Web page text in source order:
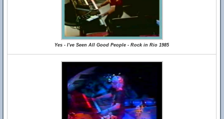
Yes - I've Seen All Good People - Rock in Rio 1985